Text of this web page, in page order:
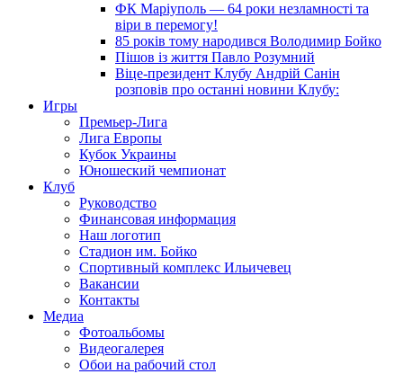
ФК Маріуполь — 64 роки незламності та
віри в перемогу!
85 років тому народився Володимир Бойко
Пішов із життя Павло Розумний
Віце-президент Клубу Андрій Санін
розповів про останні новини Клубу:
Игры
Премьер-Лига
Лига Европы
Кубок Украины
Юношеский чемпионат
Клуб
Руководство
Финансовая информация
Наш логотип
Стадион им. Бойко
Спортивный комплекс Ильичевец
Вакансии
Контакты
Медиа
Фотоальбомы
Видеогалерея
Обои на рабочий стол